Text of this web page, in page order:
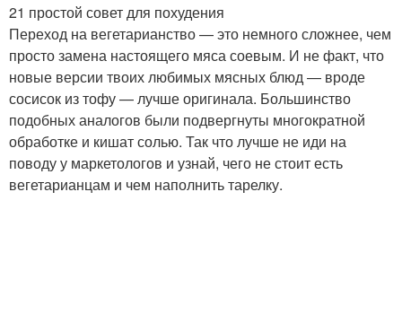
21 простой совет для похудения
Переход на вегетарианство — это немного сложнее, чем
просто замена настоящего мяса соевым. И не факт, что
новые версии твоих любимых мясных блюд — вроде
сосисок из тофу — лучше оригинала. Большинство
подобных аналогов были подвергнуты многократной
обработке и кишат солью. Так что лучше не иди на
поводу у маркетологов и узнай, чего не стоит есть
вегетарианцам и чем наполнить тарелку.